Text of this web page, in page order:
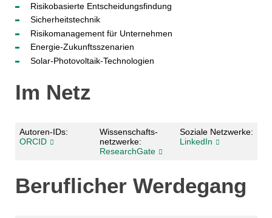
Risikobasierte Entscheidungsfindung
Sicherheitstechnik
Risikomanagement für Unternehmen
Energie-Zukunftsszenarien
Solar-Photovoltaik-Technologien
Im Netz
Autoren-IDs:
ORCID
Wissenschafts­
netzwerke:
ResearchGate
Soziale Netzwerke:
LinkedIn
Beruflicher Werdegang